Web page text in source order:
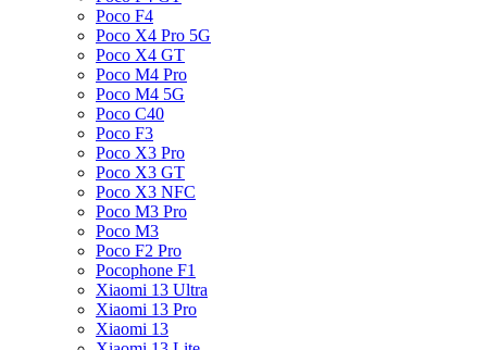
Poco F4
Poco X4 Pro 5G
Poco X4 GT
Poco M4 Pro
Poco M4 5G
Poco C40
Poco F3
Poco X3 Pro
Poco X3 GT
Poco X3 NFC
Poco M3 Pro
Poco M3
Poco F2 Pro
Pocophone F1
Xiaomi 13 Ultra
Xiaomi 13 Pro
Xiaomi 13